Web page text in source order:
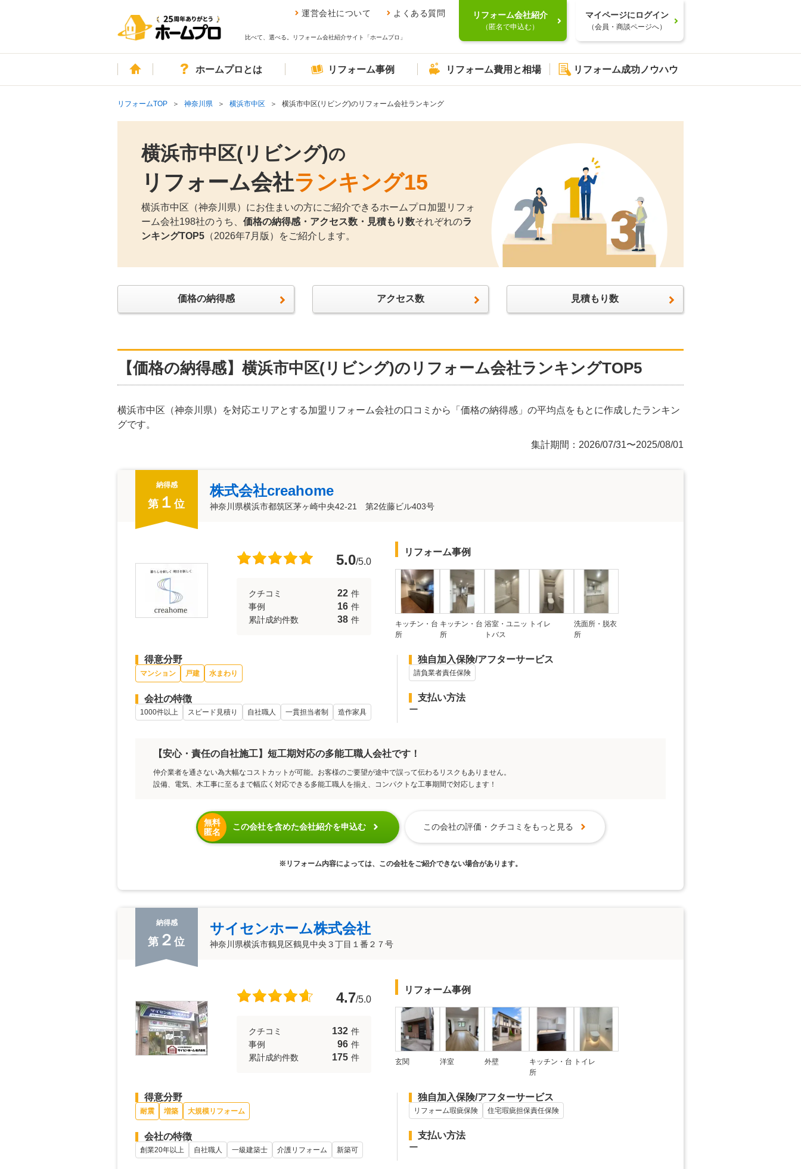
運営会社について よくある質問
比べて、選べる。リフォーム会社紹介サイト「ホームプロ」
リフォーム会社紹介
（匿名で申込む）
マイページにログイン
（会員・商談ページへ）
ホームホームプロとは リフォーム事例 リフォーム費用と相場 リフォーム成功ノウハウ
リフォームTOP 神奈川県 横浜市中区 横浜市中区(リビング)のリフォーム会社ランキング
横浜市中区(リビング)の
リフォーム会社ランキング15
横浜市中区（神奈川県）にお住まいの方にご紹介できるホームプロ加盟リフォ
ーム会社198社のうち、 価格の納得感・アクセス数・見積もり数それぞれのラ
ンキングTOP5 （2026年7月版）をご紹介します。
価格の納得感 アクセス数 見積もり数
【価格の納得感】横浜市中区(リビング)のリフォーム会社ランキングTOP5
横浜市中区（神奈川県）を対応エリアとする加盟リフォーム会社の口コミから「価格の納得感」の平均点をもとに作成したランキン
グです。
集計期間：2026/07/31〜2025/08/01
納得感
第 １ 位
株式会社creahome
神奈川県横浜市都筑区茅ヶ崎中央42-21 第2佐藤ビル403号
5.0/5.0
クチコミ 22 件
事例
16 件
累計成約件数
38 件
リフォーム事例
キッチン・台
所
キッチン・台
所
浴室・ユニッ
トバス
トイレ
洗面所・脱衣
所
得意分野
マンション 戸建 水まわり
会社の特徴
1000件以上 スピード見積り 自社職人 一貫担当者制 造作家具
独自加入保険/アフターサービス
請負業者責任保険
支払い方法
ー
【安心・責任の自社施工】短工期対応の多能工職人会社です！
仲介業者を通さない為大幅なコストカットが可能。お客様のご要望が途中で誤って伝わるリスクもありません。
設備、電気、木工事に至るまで幅広く対応できる多能工職人を揃え、コンパクトな工事期間で対応します！
無料
匿名
この会社を含めた会社紹介を申込む この会社の評価・クチコミをもっと見る
※リフォーム内容によっては、この会社をご紹介できない場合があります。
納得感
第 ２ 位
サイセンホーム株式会社
神奈川県横浜市鶴見区鶴見中央３丁目１番２７号
4.7/5.0
クチコミ 132 件
事例
96 件
累計成約件数
175 件
リフォーム事例
玄関 洋室 外壁
キッチン・台
所
トイレ
得意分野
耐震 増築 大規模リフォーム
会社の特徴
創業20年以上 自社職人 一級建築士 介護リフォーム 新築可
独自加入保険/アフターサービス
リフォーム瑕疵保険 住宅瑕疵担保責任保険
支払い方法
ー